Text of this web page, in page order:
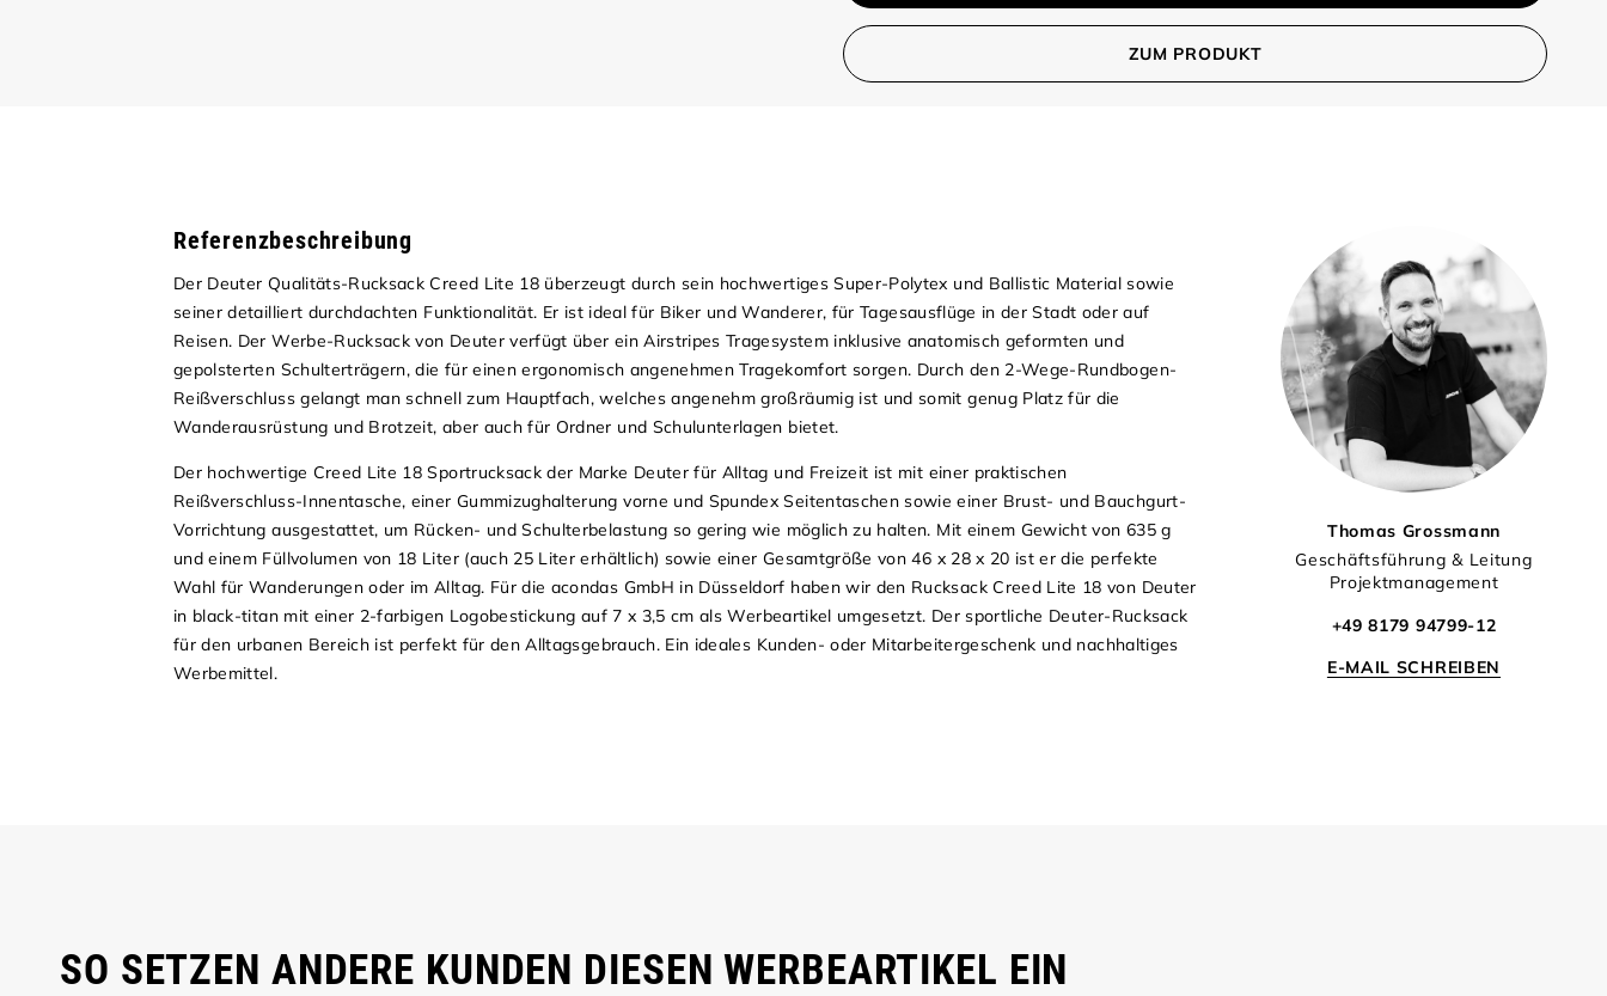
ZUM PRODUKT
Referenzbeschreibung
Der Deuter Qualitäts-Rucksack Creed Lite 18 überzeugt durch sein hochwertiges Super-Polytex und Ballistic Material sowie
seiner detailliert durchdachten Funktionalität. Er ist ideal für Biker und Wanderer, für Tagesausflüge in der Stadt oder auf
Reisen. Der Werbe-Rucksack von Deuter verfügt über ein Airstripes Tragesystem inklusive anatomisch geformten und
gepolsterten Schulterträgern, die für einen ergonomisch angenehmen Tragekomfort sorgen. Durch den 2-Wege-Rundbogen-
Reißverschluss gelangt man schnell zum Hauptfach, welches angenehm großräumig ist und somit genug Platz für die
Wanderausrüstung und Brotzeit, aber auch für Ordner und Schulunterlagen bietet.
Der hochwertige Creed Lite 18 Sportrucksack der Marke Deuter für Alltag und Freizeit ist mit einer praktischen
Reißverschluss-Innentasche, einer Gummizughalterung vorne und Spundex Seitentaschen sowie einer Brust- und Bauchgurt-
Vorrichtung ausgestattet, um Rücken- und Schulterbelastung so gering wie möglich zu halten. Mit einem Gewicht von 635 g
und einem Füllvolumen von 18 Liter (auch 25 Liter erhältlich) sowie einer Gesamtgröße von 46 x 28 x 20 ist er die perfekte
Wahl für Wanderungen oder im Alltag. Für die acondas GmbH in Düsseldorf haben wir den Rucksack Creed Lite 18 von Deuter
in black-titan mit einer 2-farbigen Logobestickung auf 7 x 3,5 cm als Werbeartikel umgesetzt. Der sportliche Deuter-Rucksack
für den urbanen Bereich ist perfekt für den Alltagsgebrauch. Ein ideales Kunden- oder Mitarbeitergeschenk und nachhaltiges
Werbemittel.
Thomas Grossmann
Geschäftsführung & Leitung
Projektmanagement
+49 8179 94799-12
E-MAIL SCHREIBEN
SO SETZEN ANDERE KUNDEN DIESEN WERBEARTIKEL EIN